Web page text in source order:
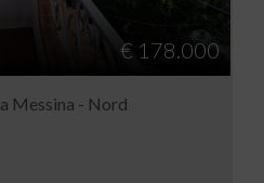
€ 178.000
Messina - Nord